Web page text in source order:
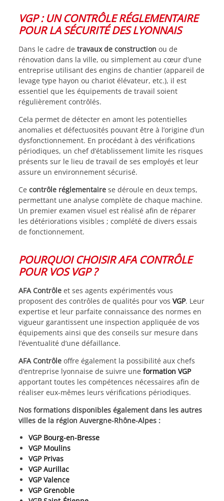
VGP : UN CONTRÔLE RÉGLEMENTAIRE
POUR LA SÉCURITÉ DES LYONNAIS
Dans le cadre detravaux de construction ou de
rénovation dans la ville, ou simplement au cœur d’une
entreprise utilisant des engins de chantier (appareil de
levage type hayon ou chariot élévateur, etc.), il est
essentiel que les équipements de travail soient
régulièrement contrôlés.
Cela permet de détecter en amont les potentielles
anomalies et défectuosités pouvant être à l’origine d’un
dysfonctionnement. En procédant à des vérifications
périodiques, un chef d’établissement limite les risques
présents sur le lieu de travail de ses employés et leur
assure un environnement sécurisé.
Cecontrôle réglementaire se déroule en deux temps,
permettant une analyse complète de chaque machine.
Un premier examen visuel est réalisé afin de réparer
les détériorations visibles ; complété de divers essais
de fonctionnement.
POURQUOI CHOISIR AFA CONTRÔLE
POUR VOS VGP ?
AFA Contrôle et ses agents expérimentés vous
proposent des contrôles de qualités pour vosVGP. Leur
expertise et leur parfaite connaissance des normes en
vigueur garantissent une inspection appliquée de vos
équipements ainsi que des conseils sur mesure dans
l’éventualité d’une défaillance.
AFA Contrôle offre également la possibilité aux chefs
d’entreprise lyonnaise de suivre uneformation VGP
apportant toutes les compétences nécessaires afin de
réaliser eux-mêmes leurs vérifications périodiques.
Nos formations disponibles également dans les autres
villes de la région Auvergne-Rhône-Alpes :
VGP Bourg-en-Bresse
VGP Moulins
VGP Privas
VGP Aurillac
VGP Valence
VGP Grenoble